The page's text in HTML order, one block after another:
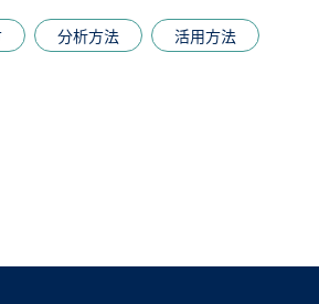
分析方法
活用方法